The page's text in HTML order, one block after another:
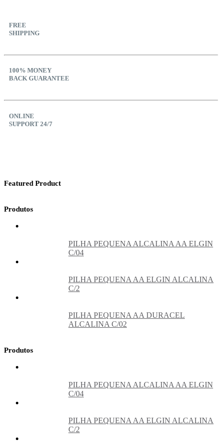
FREE
SHIPPING
100% MONEY
BACK GUARANTEE
ONLINE
SUPPORT 24/7
Featured Product
Produtos
PILHA PEQUENA ALCALINA AA ELGIN
C/04
PILHA PEQUENA AA ELGIN ALCALINA
C/2
PILHA PEQUENA AA DURACEL
ALCALINA C/02
Produtos
PILHA PEQUENA ALCALINA AA ELGIN
C/04
PILHA PEQUENA AA ELGIN ALCALINA
C/2